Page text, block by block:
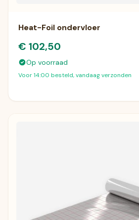
Heat-Foil ondervloer
€ 102,50
Op voorraad
Voor 14:00 besteld, vandaag verzonden